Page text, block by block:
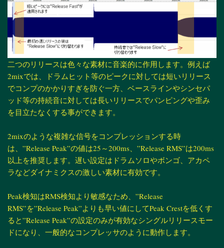
二つのリリースは色々な素材に音楽的に作用します。例えば
2mixでは、ドラムヒット等のピークに対しては短いリリース
でコンプのかかりすぎを防ぐ一方、ベースラインやシンセパ
ッド等の持続音に対しては長いリリースでパンピングや歪み
を目立たなくする事ができます。
2mixのような複雑な信号をコンプレッションする時
は、”Release Peak”の値は25～200ms、”Release RMS”は200ms
以上を推奨します。遅い設定はドラムソロやボンゴ、アカペ
ラなどダイナミクスの激しい素材に有効です。
Peak検知はRMS検知より敏感なため、”Release
RMS”を”Release Peak”よりも早い値にしてPeak Crestを低くす
ると”Release Peak”の設定のみが有効なシングルリリースモー
ドになり、一般的なコンプレッサのように動作します。